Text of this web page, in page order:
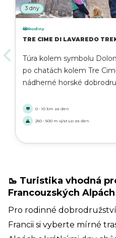
3 dny
Rodiny
TRE CIME DI LAVAREDO
Túra kolem symbolu
po chatách kolem Tre
nádherné horské
0 - 10 km za den
250 - 500 m výstup za den
🥾 Turistika vhodná
Francouzských Alpách
Pro rodinné
Francii si vyberte mírné